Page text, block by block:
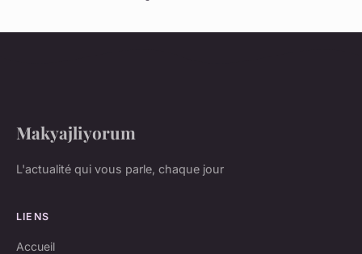
Makyajliyorum
L'actualité qui vous parle, chaque jour
LIENS
Accueil